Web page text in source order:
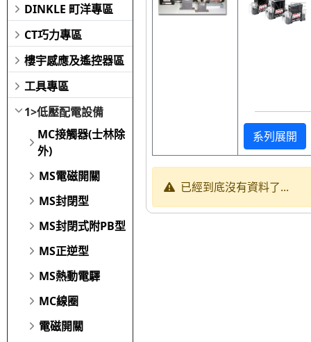
DINKLE 町洋專區
CT巧力專區
樓宇感應及遙控器區
工具專區
1>低壓配電設備
MC接觸器(士林除
外)
MS電磁開關
MS封閉型
MS封閉式附PB型
MS正逆型
MS熱動電驛
MC線圈
電磁開關
系列展開
已經到底沒有資料了...